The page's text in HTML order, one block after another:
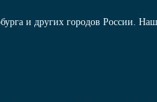
и других городов России.